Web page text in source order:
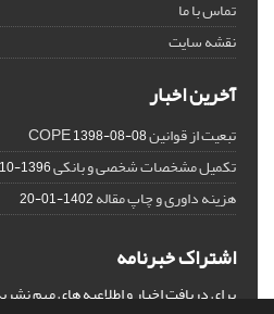
تماس با ما
نقشه سایت
آخرین اخبار
تبعیت از قوانین COPE1398-08-08
تکمیل مشخصات شخصی و بانکی1396-10-25
هزینه داوری و چاپ مقاله1402-01-20
اشتراک خبرنامه
برای دریافت اخبار و اطلاعیه های مهم